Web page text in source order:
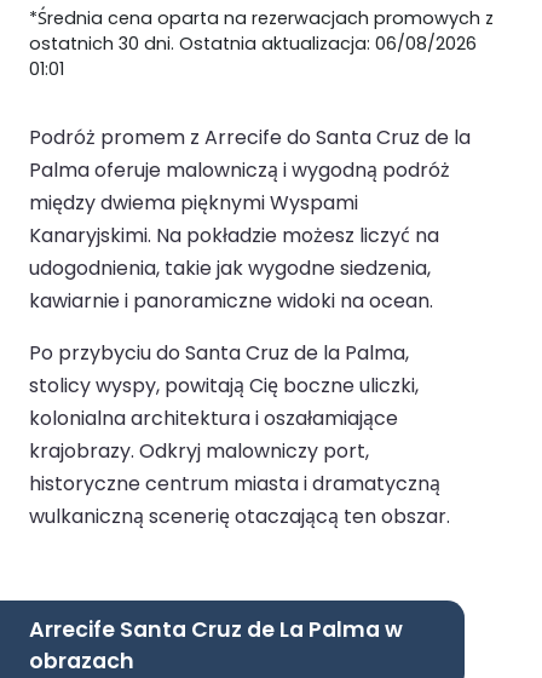
*Średnia cena oparta na rezerwacjach promowych z
ostatnich 30 dni. Ostatnia aktualizacja: 06/08/2026
01:01
Podróż promem z Arrecife do Santa Cruz de la
Palma oferuje malowniczą i wygodną podróż
między dwiema pięknymi Wyspami
Kanaryjskimi. Na pokładzie możesz liczyć na
udogodnienia, takie jak wygodne siedzenia,
kawiarnie i panoramiczne widoki na ocean.
Po przybyciu do Santa Cruz de la Palma,
stolicy wyspy, powitają Cię boczne uliczki,
kolonialna architektura i oszałamiające
krajobrazy. Odkryj malowniczy port,
historyczne centrum miasta i dramatyczną
wulkaniczną scenerię otaczającą ten obszar.
Arrecife Santa Cruz de La Palma w
obrazach